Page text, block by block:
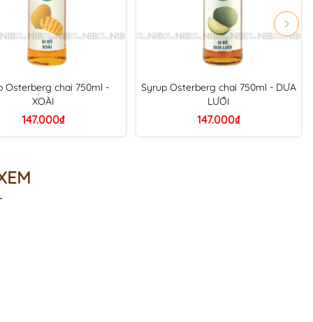
Osterberg chai 750ml -
XOÀI
147.000₫
Syrup Osterberg chai 750ml - DƯA
LƯỚI
147.000₫